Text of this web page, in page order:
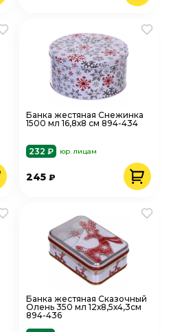
Банка жестяная Снежинка
1500 мл 16,8х8 см 894-434
232 ₽ юр. лицам
245₽
Банка жестяная Сказочный
Олень 350 мл 12х8,5х4,3см
894-436